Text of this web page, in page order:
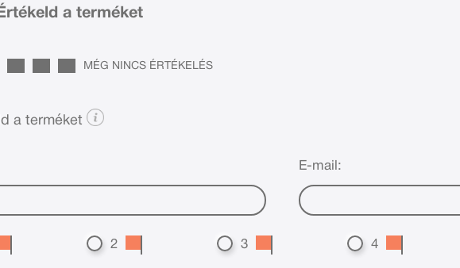
Értékeld a terméket
MÉG NINCS ÉRTÉKELÉS
a terméket
E-mail:
2 3 4